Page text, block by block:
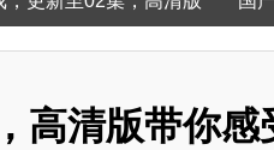
高清版带你感